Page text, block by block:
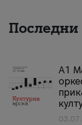
Последни
А1